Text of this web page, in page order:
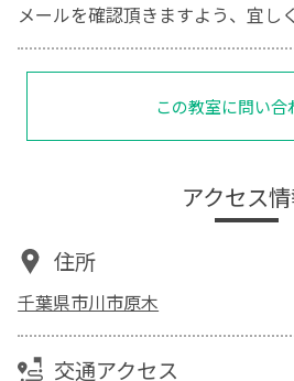
メールを確認頂きますよう、宜し
この教室に問い合
アクセス
住所
千葉県市川市原木
交通アクセス